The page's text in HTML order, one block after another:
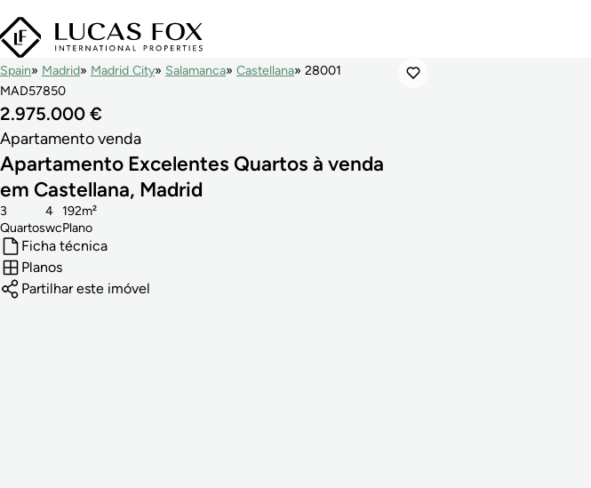
Spain Madrid Madrid City Salamanca Castellana
28001
MAD57850
2.975.000 €
Apartamento venda
Apartamento Excelentes Quartos à venda
em Castellana, Madrid
Quartos
3
wc
4
Plano
192m²
Ficha técnica
Planos
Partilhar este imóvel